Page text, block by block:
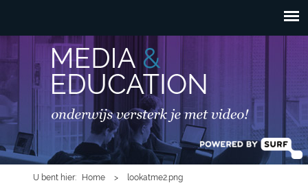
inhoud gaan
HOOFDMENU
U bent hier Home > lookatme2.png